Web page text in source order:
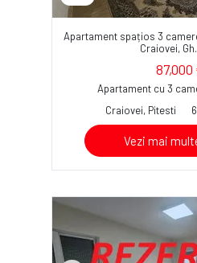
Apartament spațios 3
Craiovei,
87,000
Apartament cu 3
Craiovei, Pitesti
Vezi mai